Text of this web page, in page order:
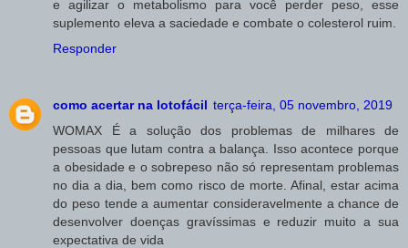
e agilizar o metabolismo para você perder peso, esse
suplemento eleva a saciedade e combate o colesterol ruim.
Responder
como acertar na lotofácil terça-feira, 05 novembro, 2019
WOMAX É a solução dos problemas de milhares de
pessoas que lutam contra a balança. Isso acontece porque
a obesidade e o sobrepeso não só representam problemas
no dia a dia, bem como risco de morte. Afinal, estar acima
do peso tende a aumentar consideravelmente a chance de
desenvolver doenças gravíssimas e reduzir muito a sua
expectativa de vida